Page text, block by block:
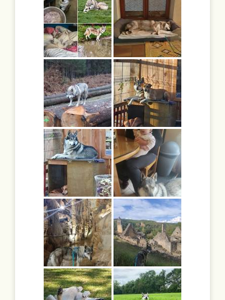
Rechercher: